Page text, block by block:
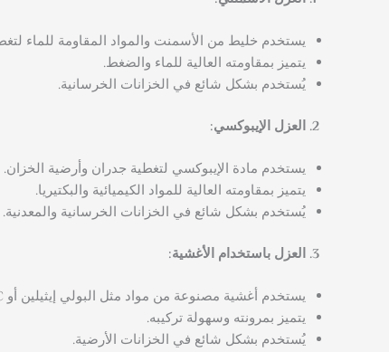
يستخدم خليط من الأسمنت والمواد المقاومة للماء
يتميز بمقاومته العالية للماء والضغط.
يُستخدم بشكل شائع في الخزانات الخرسانية.
العزل الإيبوكسي:
يستخدم مادة الإيبوكسي لتغطية جدران وأرضية الخزان.
يتميز بمقاومته العالية للمواد الكيميائية والبكتيريا.
يُستخدم بشكل شائع في الخزانات الخرسانية والمعدنية.
العزل باستخدام الأغشية:
يستخدم أغشية مصنوعة من مواد مثل البولي إيثيلين أو PVC لتغطية جدران وأرضية الخزان.
يتميز بمرونته وسهولة تركيبه.
يُستخدم بشكل شائع في الخزانات الأرضية.